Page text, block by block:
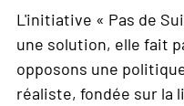
L'initiative « Pas de
une solution, elle fait
opposons une
réaliste, fondée sur la